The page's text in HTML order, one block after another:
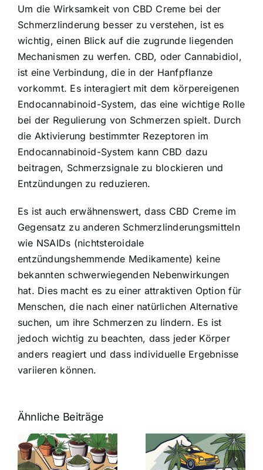
Um die Wirksamkeit von CBD Creme bei der
Schmerzlinderung besser zu verstehen, ist es
wichtig, einen Blick auf die zugrunde liegenden
Mechanismen zu werfen. CBD, oder Cannabidiol,
ist eine Verbindung, die in der Hanfpflanze
vorkommt. Es interagiert mit dem körpereigenen
Endocannabinoid-System, das eine wichtige Rolle
bei der Regulierung von Schmerzen spielt. Durch
die Aktivierung bestimmter Rezeptoren im
Endocannabinoid-System kann CBD dazu
beitragen, Schmerzsignale zu blockieren und
Entzündungen zu reduzieren.
Es ist auch erwähnenswert, dass CBD Creme im
Gegensatz zu anderen Schmerzlinderungsmitteln
wie NSAIDs (nichtsteroidale
entzündungshemmende Medikamente) keine
bekannten schwerwiegenden Nebenwirkungen
hat. Dies macht es zu einer attraktiven Option für
Menschen, die nach einer natürlichen Alternative
suchen, um ihre Schmerzen zu lindern. Es ist
jedoch wichtig zu beachten, dass jeder Körper
anders reagiert und dass individuelle Ergebnisse
variieren können.
Ähnliche Beiträge
Neue THC-
Grenzwert-
Regelung:
Was Sie über
Cannabis
Samen